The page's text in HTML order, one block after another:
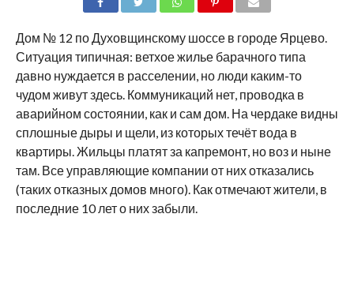
Дом № 12 по Духовщинскому шоссе в городе Ярцево.
Ситуация типичная: ветхое жилье барачного типа
давно нуждается в расселении, но люди каким-то
чудом живут здесь. Коммуникаций нет, проводка в
аварийном состоянии, как и сам дом. На чердаке видны
сплошные дыры и щели, из которых течёт вода в
квартиры. Жильцы платят за капремонт, но воз и ныне
там. Все управляющие компании от них отказались
(таких отказных домов много). Как отмечают жители, в
последние 10 лет о них забыли.